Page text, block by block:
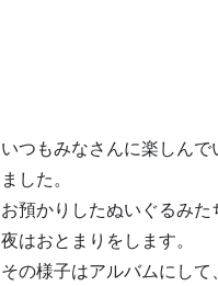
いつもみなさんに楽しん
ました。
お預かりしたぬいぐるみた
夜はおとまりをします。
その様子はアルバムにし